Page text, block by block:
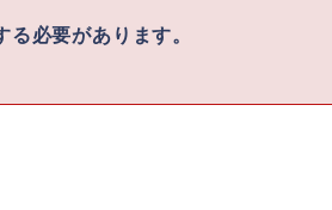
る必要があります。